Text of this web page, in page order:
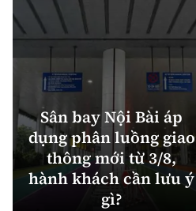
Sân bay Nội Bài áp
dụng phân luồng giao
thông mới từ 3/8,
hành khách cần lưu ý
gì?